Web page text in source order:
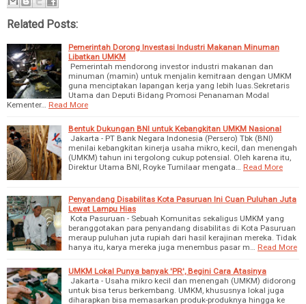
Related Posts:
Pemerintah Dorong Investasi Industri Makanan Minuman
Libatkan UMKM
Pemerintah mendorong investor industri makanan dan
minuman (mamin) untuk menjalin kemitraan dengan UMKM
guna menciptakan lapangan kerja yang lebih luas.Sekretaris
Utama dan Deputi Bidang Promosi Penanaman Modal
Kementer…
Read More
Bentuk Dukungan BNI untuk Kebangkitan UMKM Nasional
Jakarta - PT Bank Negara Indonesia (Persero) Tbk (BNI)
menilai kebangkitan kinerja usaha mikro, kecil, dan menengah
(UMKM) tahun ini tergolong cukup potensial. Oleh karena itu,
Direktur Utama BNI, Royke Tumilaar mengata…
Read More
Penyandang Disabilitas Kota Pasuruan Ini Cuan Puluhan Juta
Lewat Lampu Hias
Kota Pasuruan - Sebuah Komunitas sekaligus UMKM yang
beranggotakan para penyandang disabilitas di Kota Pasuruan
meraup puluhan juta rupiah dari hasil kerajinan mereka. Tidak
hanya itu, karya mereka juga menembus pasar m…
Read More
UMKM Lokal Punya banyak 'PR', Begini Cara Atasinya
Jakarta - Usaha mikro kecil dan menengah (UMKM) didorong
untuk bisa terus berkembang. UMKM, khususnya lokal juga
diharapkan bisa memasarkan produk-produknya hingga ke